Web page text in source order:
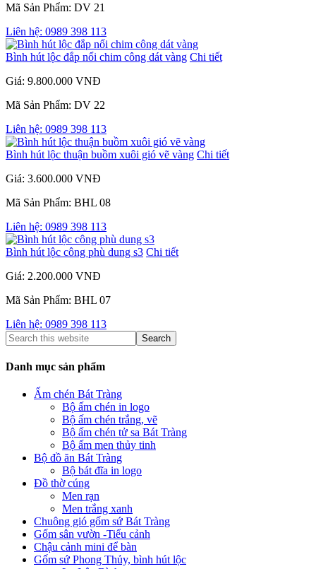
Mã Sản Phẩm: DV 21
Liên hệ: 0989 398 113
Bình hút lộc đắp nổi chim công dát vàng Chi tiết
Giá: 9.800.000 VNĐ
Mã Sản Phẩm: DV 22
Liên hệ: 0989 398 113
Bình hút lộc thuận buồm xuôi gió vẽ vàng Chi tiết
Giá: 3.600.000 VNĐ
Mã Sản Phẩm: BHL 08
Liên hệ: 0989 398 113
Bình hút lộc công phù dung s3 Chi tiết
Giá: 2.200.000 VNĐ
Mã Sản Phẩm: BHL 07
Liên hệ: 0989 398 113
Danh mục sản phẩm
Ấm chén Bát Tràng
Bộ ấm chén in logo
Bộ ấm chén trắng, vẽ
Bộ ấm chén tử sa Bát Tràng
Bộ ấm men thủy tinh
Bộ đồ ăn Bát Tràng
Bộ bát đĩa in logo
Đồ thờ cúng
Men rạn
Men trắng xanh
Chuông gió gốm sứ Bát Tràng
Gốm sân vườn -Tiểu cảnh
Chậu cảnh mini để bàn
Gốm sứ Phong Thủy, bình hút lộc